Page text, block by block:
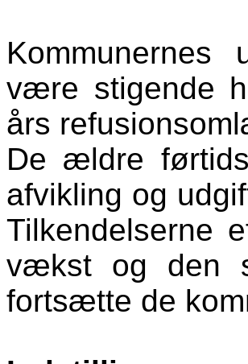
være stigende
års
De ældre
afvikling og
Tilkendelserne
vækst og den
fortsætte de